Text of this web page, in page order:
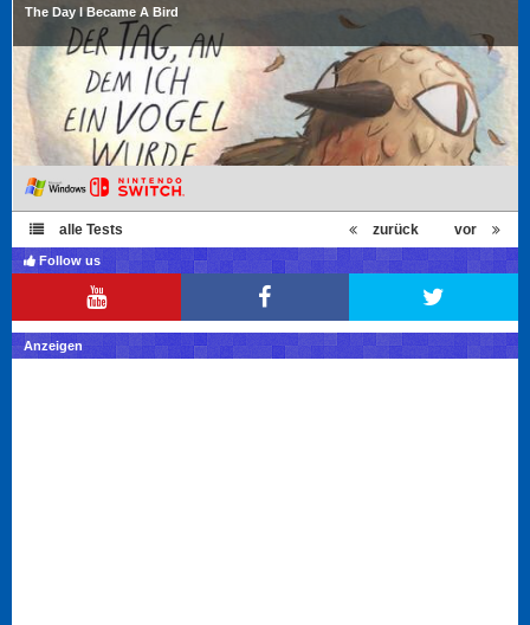
The Day I Became A Bird
alle Tests vor
zurück
Follow us
Anzeigen